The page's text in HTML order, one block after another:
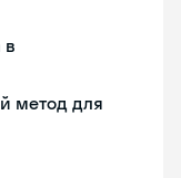
в
метод для